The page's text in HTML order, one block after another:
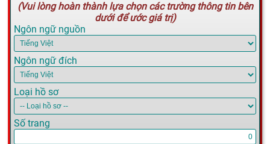
(Vui lòng hoàn thành lựa chọn các trường thông tin bên
dưới để ước giá trị)
Ngôn ngữ nguồn
Ngôn ngữ đích
Loại hồ sơ
Số trang